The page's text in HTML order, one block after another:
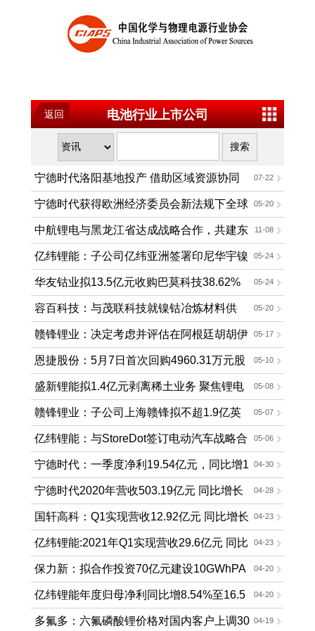
返回 电池行业上市公司
07-22
宁德时代洛阳基地投产 借助区域资源协同
发展 05-20
宁德时代获得欧洲经济委员会新法规下全球
首张准入证书 11-08
中航锂电与黑龙江省达成战略合作，共建东
北地区新能源产业集群 05-24
亿纬锂能：子公司亿纬亚洲签署印尼华宇镍
钴红土镍矿湿法冶炼项目合资协议 05-24
华友钴业拟13.5亿元收购巴莫科技38.62%
股权 加强锂电池正极材料布局 05-20
容百科技：与茂联科技就镍钴冶炼材料供
应、镍钴资源合作等方面达成合作意向 05-17
赣锋锂业：决定考虑并评估在阿根廷胡胡伊
省设立电池组装厂的可能性 05-10
恩捷股份：5月7日首次回购4960.31万元股
份 05-08
盛新锂能拟1.4亿元剥离稀土业务 聚焦锂电
新能源材料领域 05-07
赣锋锂业：子公司上海赣锋拟不超1.9亿英
镑要约收购Bacanora公司 05-06
亿纬锂能：与StoreDot签订电动汽车战略合
作框架协议 04-30
宁德时代：一季度净利19.54亿元，同比增1
63% 04-28
宁德时代2020年营收503.19亿元 同比增长
9.90% 04-23
国轩高科：Q1实现营收12.92亿元 同比增长
77.09% 04-23
亿纬锂能:2021年Q1实现营收29.6亿元 同比
增长125.98% 04-20
保力新：拟合作投资70亿元建设10GWhPA
CK和10GWh锂电电芯产能项目 04-20
亿纬锂能年度归母净利同比增8.54%至16.5
2亿元 拟10股派0.25元 04-19
多氟多：六氟磷酸锂价格对国内客户上调30